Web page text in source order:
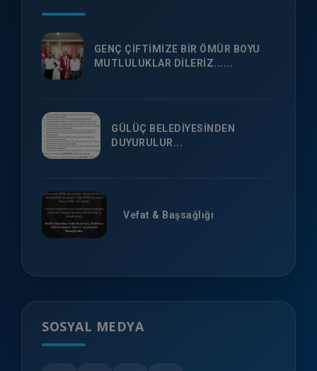
GENÇ ÇİFTİMİZE BİR ÖMÜR BOYU
MUTLULUKLAR DİLERİZ......
GÜLÜÇ BELEDİYESİNDEN
DUYURULUR...
Vefat & Başsağlığı
SOSYAL MEDYA